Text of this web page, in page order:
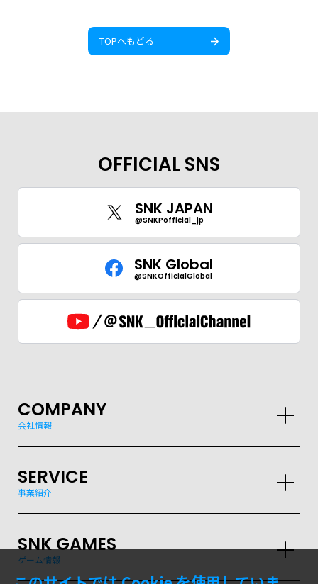
TOPへもどる
OFFICIAL SNS
SNK JAPAN
@SNKPofficial_jp
SNK Global
@SNKOfficialGlobal
COMPANY
会社情報
SERVICE
事業紹介
SNK GAMES
ゲーム情報